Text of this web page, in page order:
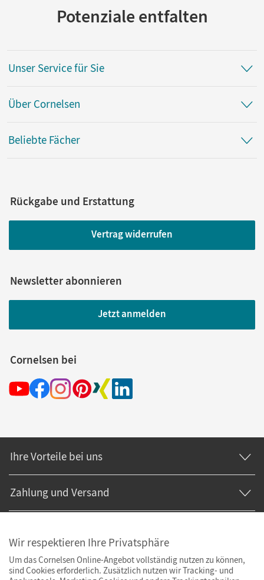
Potenziale entfalten
Unser Service für Sie
Über Cornelsen
Beliebte Fächer
Rückgabe und Erstattung
Vertrag widerrufen
Newsletter abonnieren
Jetzt anmelden
Cornelsen bei
Ihre Vorteile bei uns
Zahlung und Versand
Wir respektieren Ihre Privatsphäre
Um das Cornelsen Online-Angebot vollständig nutzen zu können,
sind Cookies erforderlich. Zusätzlich nutzen wir Tracking- und